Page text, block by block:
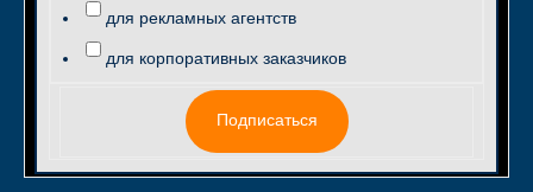
для рекламных агентств
для корпоративных заказчиков
Подписаться